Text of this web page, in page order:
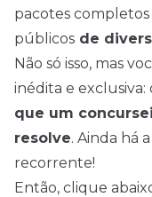
pacotes
públicos de
Não só isso, mas
inédita e exclusiva:
que um
resolve. Ainda há
recorrente!
Então, clique